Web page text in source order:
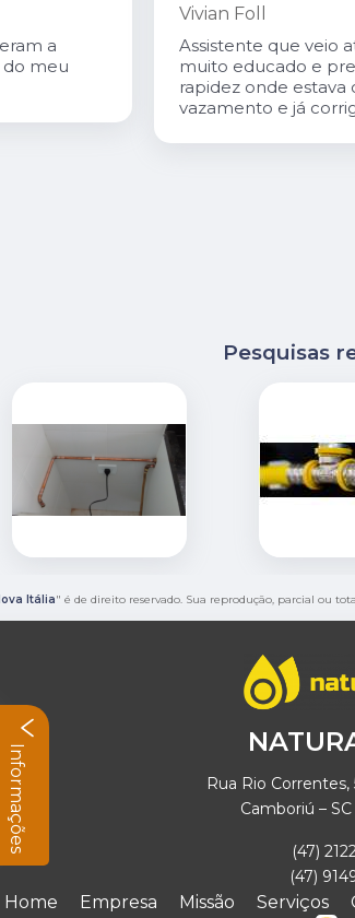
a
do meu
Vivian Foll
Assistente que veio
muito educado e
rapidez onde estava
vazamento e já
Pesquisas
Itália" é de direito reservado. Sua reprodução, parcial ou
Rua Rio
Camboriú –
(47)
(47)
Home Empresa Missão Serviços
Informações